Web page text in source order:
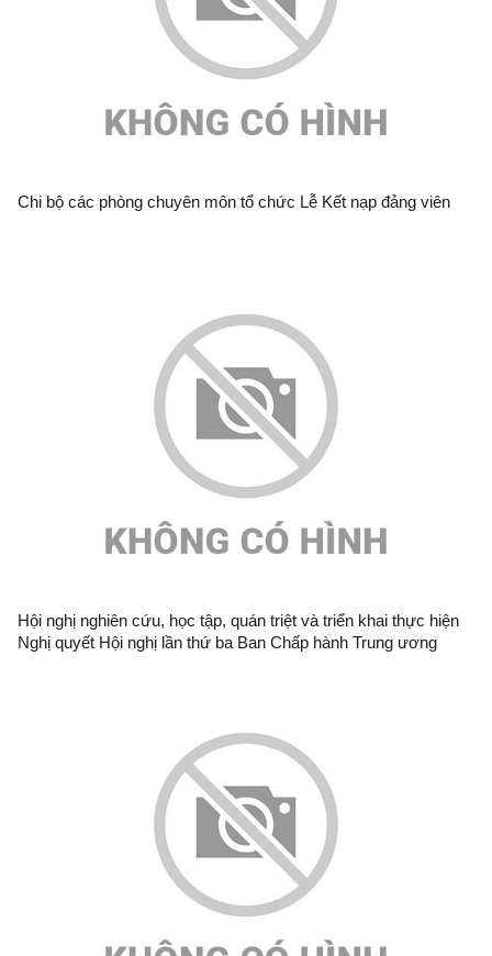
Chi bộ các phòng chuyên môn tổ chức Lễ Kết nạp đảng viên
Hội nghị nghiên cứu, học tập, quán triệt và triển khai thực hiện
Nghị quyết Hội nghị lần thứ ba Ban Chấp hành Trung ương